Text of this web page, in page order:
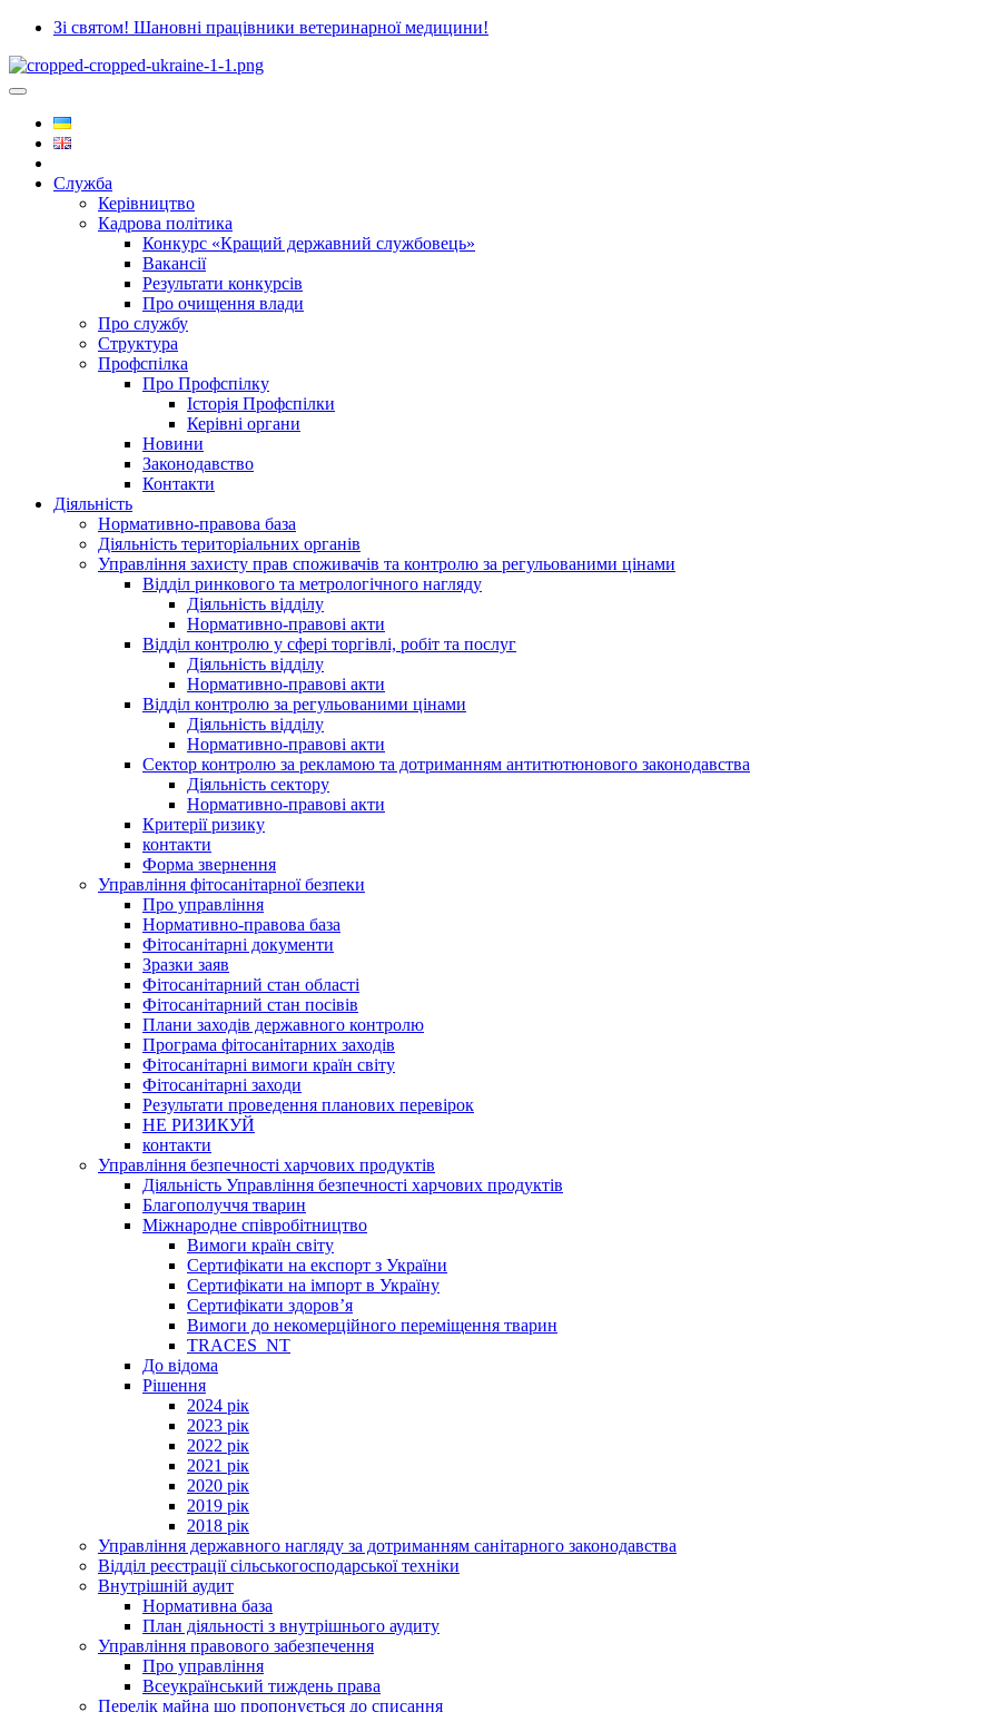
Зі святом! Шановні працівники ветеринарної медицини!
Служба
Керівництво
Кадрова політика
Конкурс «Кращий державний службовець»
Вакансії
Результати конкурсів
Про очищення влади
Про службу
Структура
Профспілка
Про Профспілку
Історія Профспілки
Керівні органи
Новини
Законодавство
Контакти
Діяльність
Нормативно-правова база
Діяльність територіальних органів
Управління захисту прав споживачів та контролю за регульованими цінами
Відділ ринкового та метрологічного нагляду
Діяльність відділу
Нормативно-правові акти
Відділ контролю у сфері торгівлі, робіт та послуг
Діяльність відділу
Нормативно-правові акти
Відділ контролю за регульованими цінами
Діяльність відділу
Нормативно-правові акти
Сектор контролю за рекламою та дотриманням антитютюнового законодавства
Діяльність сектору
Нормативно-правові акти
Критерії ризику
контакти
Форма звернення
Управління фітосанітарної безпеки
Про управління
Нормативно-правова база
Фітосанітарні документи
Зразки заяв
Фітосанітарний стан області
Фітосанітарний стан посівів
Плани заходів державного контролю
Програма фітосанітарних заходів
Фітосанітарні вимоги країн світу
Фітосанітарні заходи
Результати проведення планових перевірок
НЕ РИЗИКУЙ
контакти
Управління безпечності харчових продуктів
Діяльність Управління безпечності харчових продуктів
Благополуччя тварин
Міжнародне співробітництво
Вимоги країн світу
Сертифікати на експорт з України
Сертифікати на імпорт в Україну
Сертифікати здоров’я
Вимоги до некомерційного переміщення тварин
TRACES_NT
До відома
Рішення
2024 рік
2023 рік
2022 рік
2021 рік
2020 рік
2019 рік
2018 рік
Управління державного нагляду за дотриманням санітарного законодавства
Відділ реєстрації сільськогосподарської техніки
Внутрішній аудит
Нормативна база
План діяльності з внутрішнього аудиту
Управління правового забезпечення
Про управління
Всеукраїнський тиждень права
Перелік майна що пропонується до списання